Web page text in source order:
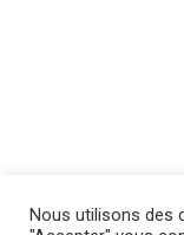
Nous utilisons des